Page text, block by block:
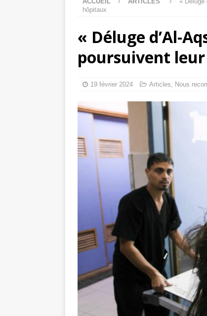
Mille
Alors que
tueries [ 4
crise
hôpitaux
« Déluge d’Al-
poursuivent
19 février 2024 Articles, Nous